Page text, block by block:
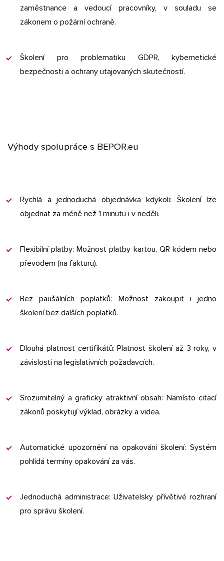
zaměstnance a vedoucí pracovníky, v souladu se
zákonem o požární ochraně.​
Školení pro problematiku GDPR, kybernetické
bezpečnosti a ochrany utajovaných skutečností.
Výhody spolupráce s BEPOR.eu
Rychlá a jednoduchá objednávka kdykoli: Školení lze
objednat za méně než 1 minutu i v neděli.​
Flexibilní platby: Možnost platby kartou, QR kódem nebo
převodem (na fakturu).​
Bez paušálních poplatků: Možnost zakoupit i jedno
školení bez dalších poplatků.​
Dlouhá platnost certifikátů: Platnost školení až 3 roky, v
závislosti na legislativních požadavcích.​
Srozumitelný a graficky atraktivní obsah: Namísto citací
zákonů poskytují výklad, obrázky a videa.​
Automatické upozornění na opakování školení: Systém
pohlídá termíny opakování za vás.​
Jednoduchá administrace: Uživatelsky přívětivé rozhraní
pro správu školení.